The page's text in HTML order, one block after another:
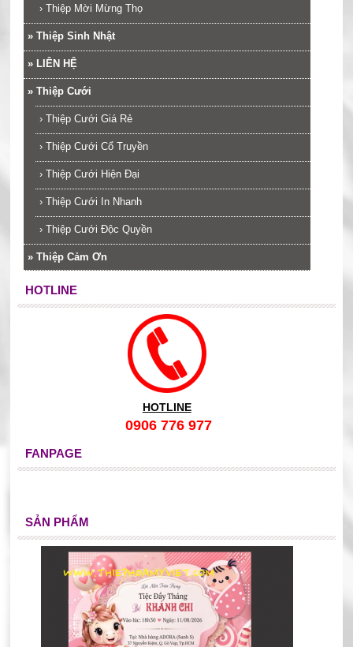
› Thiệp Mời Mừng Thọ
» Thiệp Sinh Nhật
» LIÊN HỆ
» Thiệp Cưới
› Thiệp Cưới Giá Rẻ
› Thiệp Cưới Cổ Truyền
› Thiệp Cưới Hiện Đại
› Thiệp Cưới In Nhanh
› Thiệp Cưới Độc Quyền
» Thiệp Cảm Ơn
HOTLINE
HOTLINE
0906 776 977
FANPAGE
SẢN PHẨM